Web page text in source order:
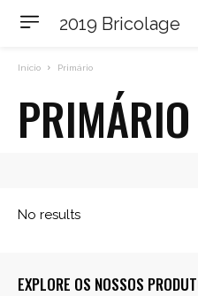
2019 Bricolage
Início Primário
PRIMÁRIO
EXPLORE OS NOSSOS